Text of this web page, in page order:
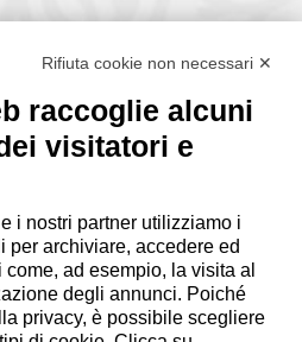
Rifiuta cookie non necessari ✕
raccoglie alcuni
visitatori e
i nostri partner utilizziamo i
archiviare, accedere ed
ad esempio, la visita al
degli annunci. Poiché
privacy, è possibile scegliere